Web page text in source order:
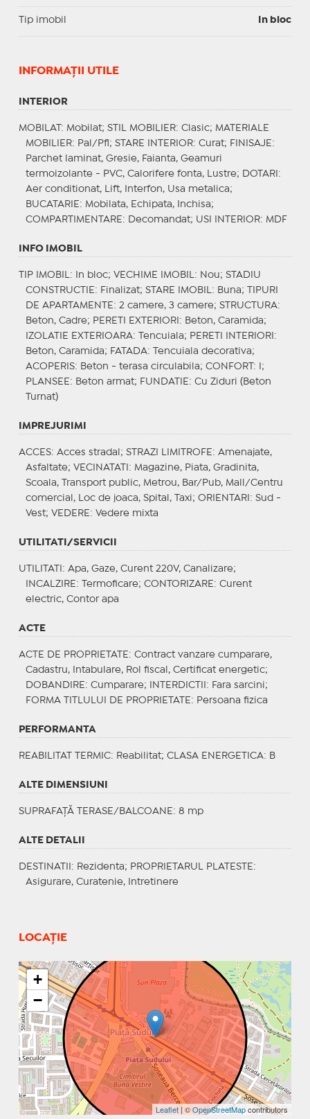
Tip imobil In bloc
INFORMAŢII UTILE
INTERIOR
MOBILAT : Mobilat; STIL MOBILIER: Clasic; MATERIALE
MOBILIER: Pal/Pfl; STARE INTERIOR: Curat; FINISAJE :
Parchet laminat, Gresie, Faianta, Geamuri
termoizolante - PVC, Calorifere fonta, Lustre;
DOTARI :
Aer conditionat, Lift, Interfon, Usa metalica;
BUCATARIE : Mobilata, Echipata, Inchisa;
COMPARTIMENTARE : Decomandat; USI INTERIOR: MDF
INFO IMOBIL
TIP IMOBIL : In bloc; VECHIME IMOBIL : Nou; STADIU
CONSTRUCTIE : Finalizat; STARE IMOBIL : Buna;
TIPURI
DE APARTAMENTE : 2 camere, 3 camere; STRUCTURA:
Beton, Cadre; PERETI EXTERIORI : Beton, Caramida;
IZOLATIE EXTERIOARA: Tencuiala; PERETI INTERIORI :
Beton, Caramida; FATADA: Tencuiala decorativa;
ACOPERIS: Beton - terasa circulabila; CONFORT : I;
PLANSEE : Beton armat; FUNDATIE : Cu Ziduri (Beton
Turnat)
IMPREJURIMI
ACCES: Acces stradal; STRAZI LIMITROFE : Amenajate,
Asfaltate; VECINATATI : Magazine, Piata, Gradinita,
Scoala, Transport public, Metrou, Bar/Pub, Mall/Centru
comercial, Loc de joaca, Spital, Taxi; ORIENTARI : Sud -
Vest; VEDERE : Vedere mixta
UTILITATI/SERVICII
UTILITATI : Apa, Gaze, Curent 220V, Canalizare;
INCALZIRE : Termoficare; CONTORIZARE : Curent
electric, Contor apa
ACTE
ACTE DE PROPRIETATE : Contract vanzare cumparare,
Cadastru, Intabulare, Rol fiscal, Certificat energetic;
DOBANDIRE : Cumparare; INTERDICTII : Fara sarcini;
FORMA TITLULUI DE PROPRIETATE : Persoana fizica
PERFORMANTA
REABILITAT TERMIC: Reabilitat; CLASA ENERGETICA: B
ALTE DIMENSIUNI
SUPRAFAȚĂ TERASE/BALCOANE: 8 mp
ALTE DETALII
DESTINATII : Rezidenta; PROPRIETARUL PLATESTE :
Asigurare, Curatenie, Intretinere
LOCAȚIE
+
−
Leaflet| ©OpenStreetMapcontributors